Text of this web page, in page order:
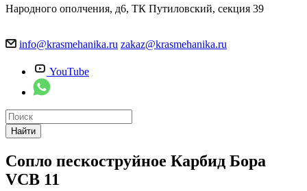
Народного ополчения, д6, ТК Путиловский, секция 39
info@krasmehanika.ru zakaz@krasmehanika.ru
YouTube
Найти
Сопло пескоструйное Карбид Бора
VCB 11